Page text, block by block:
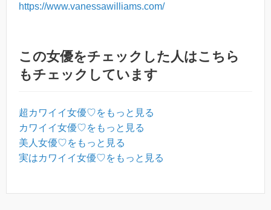
https://www.vanessawilliams.com/
この女優をチェックした人はこちら
もチェックしています
超カワイイ女優♡をもっと見る
カワイイ女優♡をもっと見る
美人女優♡をもっと見る
実はカワイイ女優♡をもっと見る